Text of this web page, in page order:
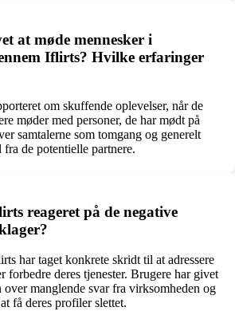
at møde mennesker i
Iflirts? Hvilke erfaringer
om skuffende oplevelser, når de
møder med personer, de har mødt på
samtalerne som tomgang og generelt
de potentielle partnere.
reageret på de negative
har taget konkrete skridt til at adressere
forbedre deres tjenester. Brugere har givet
manglende svar fra virksomheden og
få deres profiler slettet.